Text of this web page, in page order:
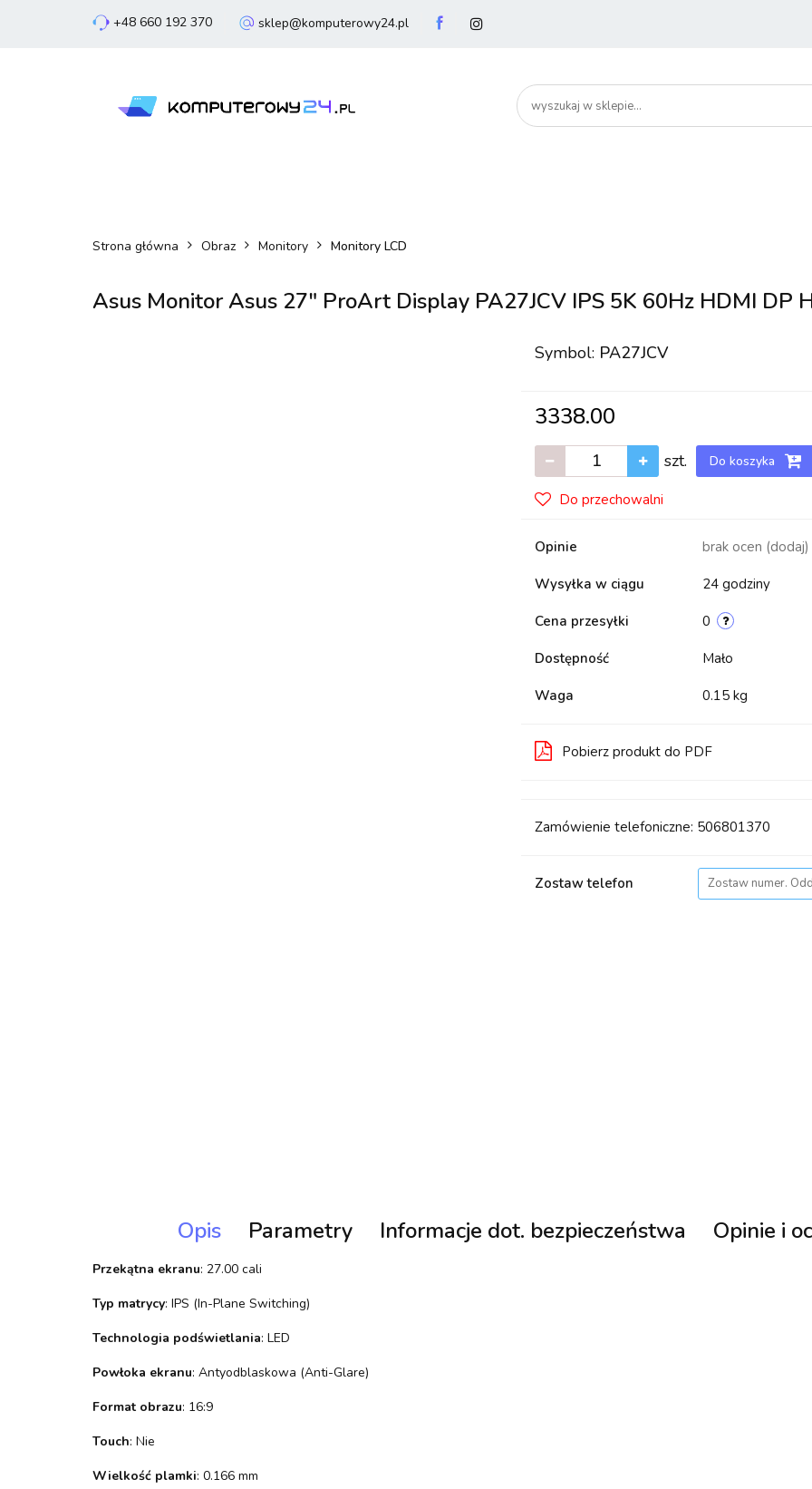
sklep@komputerowy24.pl
+48 660 192 370 Laptopy Komputery
Smartfony Bezpieczeństwo
Strona główna Obraz Monitory Monitory LCD
Asus Monitor Asus 27" ProArt Display PA27JCV IPS 5K 60Hz HDMI DP
Symbol: PA27JCV
3338.00
szt. Do koszyka
Do przechowalni
Opinie brak ocen (dodaj)
Wysyłka w ciągu 24 godziny
Cena przesyłki 0
Dostępność Mało
Waga 0.15 kg
Pobierz produkt do PDF
Zamówienie telefoniczne: 506801370
Zostaw telefon
Opis Parametry Informacje dot. bezpieczeństwa Opinie i
Przekątna ekranu: 27.00 cali
Typ matrycy: IPS (In-Plane Switching)
Technologia podświetlania: LED
Powłoka ekranu: Antyodblaskowa (Anti-Glare)
Format obrazu: 16:9
Touch: Nie
Wielkość plamki: 0.166 mm